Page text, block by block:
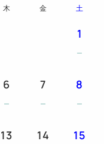
桶、バスローブ、
ーヒー、緑茶
木 金 土
1
6 7 8
13 14 15